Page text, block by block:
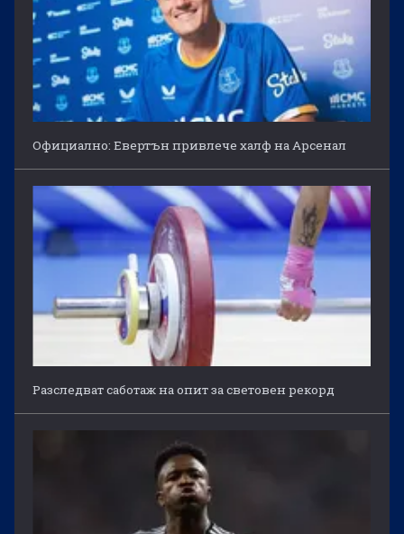
Официално: Евертън привлече халф на Арсенал
Разследват саботаж на опит за световен рекорд